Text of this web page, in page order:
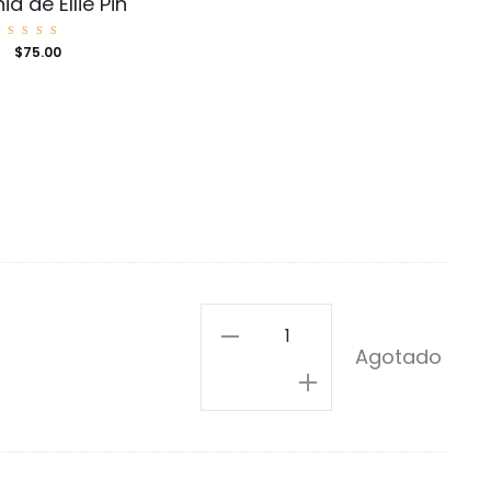
Valorad
o con
$75.00
Amortentia
cantidad
Agotado